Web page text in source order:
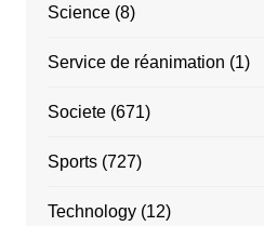
Science(8)
Service de réanimation (1)
Societe(671)
Sports(727)
Technology(12)